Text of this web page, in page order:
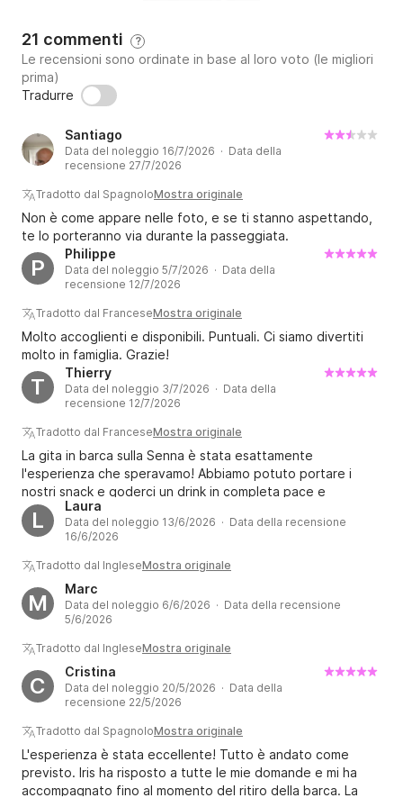
NIFP000441
21 commenti ?
Le recensioni sono ordinate in base al loro voto (le migliori
prima)
Tradurre
Santiago
Data del noleggio 16/7/2026 · Data della
recensione 27/7/2026
Tradotto dal SpagnoloMostra originale
Non è come appare nelle foto, e se ti stanno aspettando,
te lo porteranno via durante la passeggiata.
P
Philippe
Data del noleggio 5/7/2026 · Data della
recensione 12/7/2026
Tradotto dal FranceseMostra originale
Molto accoglienti e disponibili. Puntuali. Ci siamo divertiti
molto in famiglia. Grazie!
T
Thierry
Data del noleggio 3/7/2026 · Data della
recensione 12/7/2026
Tradotto dal FranceseMostra originale
La gita in barca sulla Senna è stata esattamente
l'esperienza che speravamo! Abbiamo potuto portare i
nostri snack e goderci un drink in completa pace e
tranquillità. La consiglio vivamente.
L
Laura
Data del noleggio 13/6/2026 · Data della recensione
16/6/2026
Tradotto dal IngleseMostra originale
M
Marc
Data del noleggio 6/6/2026 · Data della recensione
5/6/2026
Tradotto dal IngleseMostra originale
C
Cristina
Data del noleggio 20/5/2026 · Data della
recensione 22/5/2026
Tradotto dal SpagnoloMostra originale
L'esperienza è stata eccellente! Tutto è andato come
previsto. Iris ha risposto a tutte le mie domande e mi ha
accompagnato fino al momento del ritiro della barca. La